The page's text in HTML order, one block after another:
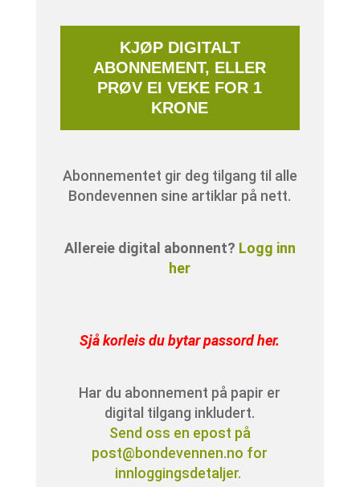
KJØP DIGITALT
ABONNEMENT, ELLER
PRØV EI VEKE FOR 1
KRONE
Abonnementet gir deg tilgang til alle
Bondevennen sine artiklar på nett.
Allereie digital abonnent? Logg inn
her
Sjå korleis du bytar passord her.
Har du abonnement på papir er
digital tilgang inkludert.
Send oss en epost på
post@bondevennen.no for
innloggingsdetaljer.